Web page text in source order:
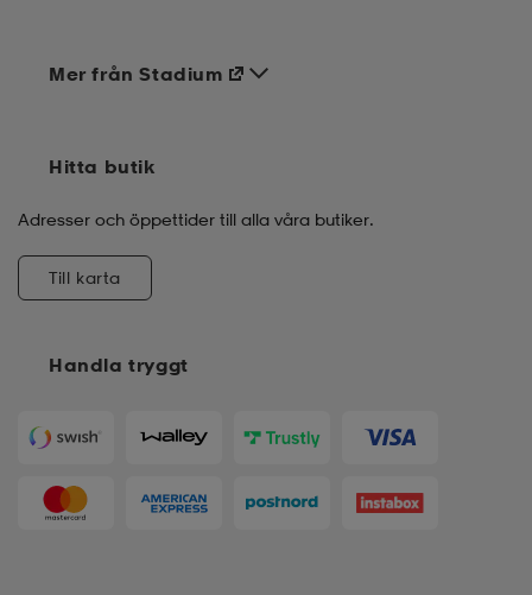
Handla tryggt
Mer från Stadium
Hitta butik
Adresser och öppettider till alla våra butiker.
Till karta